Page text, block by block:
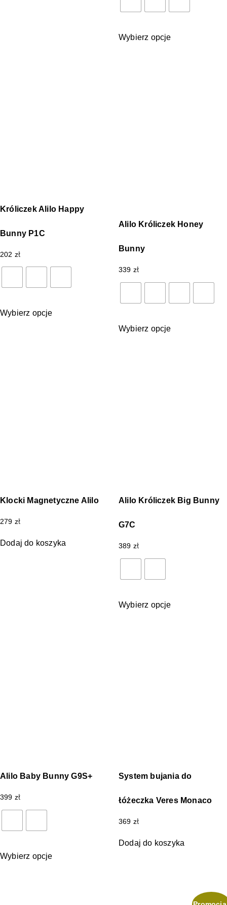
Wybierz opcje
Króliczek Alilo Happy
Bunny P1C
202 zł
Wybierz opcje
Alilo Króliczek Honey
Bunny
339 zł
Wybierz opcje
Klocki Magnetyczne Alilo
279 zł
Dodaj do koszyka
Alilo Króliczek Big Bunny
G7C
389 zł
Wybierz opcje
Alilo Baby Bunny G9S+
399 zł
Wybierz opcje
System bujania do
łóżeczka Veres Monaco
369 zł
Dodaj do koszyka